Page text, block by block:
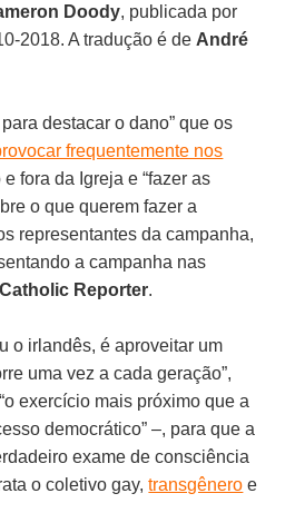
Doody, publicada por
2018. A tradução é de André
destacar o dano” que os
frequentemente nos
e fora da Igreja e “fazer as
o que querem fazer a
representantes da campanha,
a campanha nas
Reporter.
o irlandês, é aproveitar um
uma vez a cada geração”,
exercício mais próximo que a
democrático” –, para que a
exame de consciência
o coletivo gay,transgênero e